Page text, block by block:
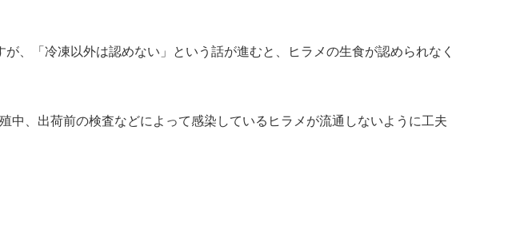
、「冷凍以外は認めない」という話が進むと、ヒラメの生食が認められなく
中、出荷前の検査などによって感染しているヒラメが流通しないように工夫